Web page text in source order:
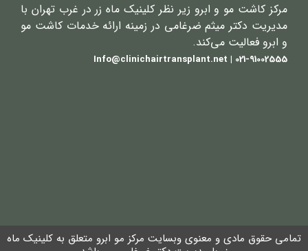
مرکز کاشت مو و ابرو زیر نظر کلینیک ماه زر در غرب تهران با
مدیریت دکتر میثم ضرغامی در زمینه ارائه خدمات کاشت مو
و ابرو فعالیت می‌کند.
021-91002555 | Info@clinichairtransplant.net
تمامی حقوق مادی و معنوی وبسایت مرکز مو ابرو متعلق به کلینیک ماه